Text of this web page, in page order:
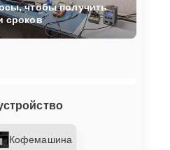
Кофемашина
чтобы получить
сроков